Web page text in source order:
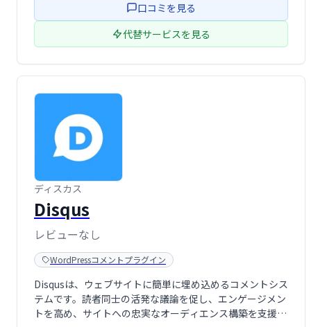
口コミを見る
代替サービスを見る
ディスカス
Disqus
レビューなし
WordPressコメントプラグイン
Disqusは、ウェブサイトに簡単に埋め込めるコメントシス
テムです。読者同士の活発な議論を促し、エンゲージメン
トを高め、サイトへの忠実なオーディエンス構築を支援し